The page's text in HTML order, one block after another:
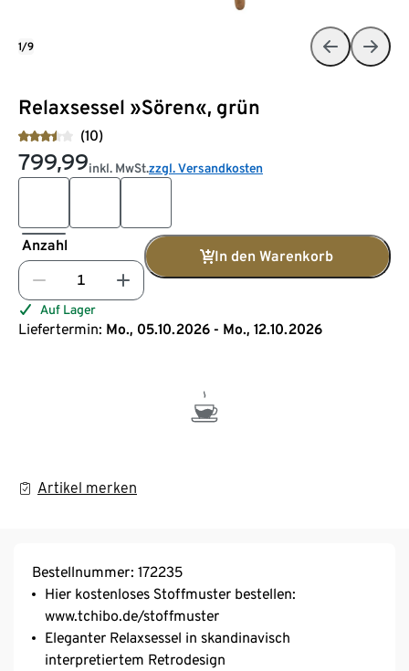
Relaxsessel »Sören«, grün
(10)
799,99inkl. MwSt.zzgl. Versandkosten
Anzahl
In den Warenkorb
Auf Lager
Liefertermin: Mo., 05.10.2026 - Mo., 12.10.2026
Artikel merken
1/9
Bestellnummer: 172235
Hier kostenloses Stoffmuster bestellen:
www.tchibo.de/stoffmuster
Eleganter Relaxsessel in skandinavisch
interpretiertem Retrodesign